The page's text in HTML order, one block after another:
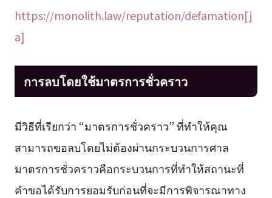
https://monolith.law/reputation/defamation[j
a]
การลบโดยใช้มาตรการชั่วคราว
มีวิธีที่เรียกว่า “มาตรการชั่วคราว” ที่ทำให้คุณ
สามารถขอลบโดยไม่ต้องผ่านกระบวนการศาล
มาตรการชั่วคราวคือกระบวนการที่ทำให้สถานะที่
คำขอได้รับการยอมรับก่อนที่จะมีการพิจารณาทาง